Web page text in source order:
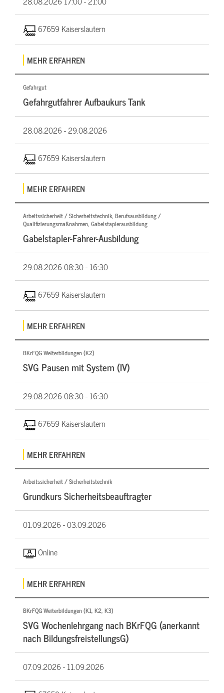
67659 Kaiserslautern
MEHR ERFAHREN
Gefahrgut
Gefahrgutfahrer Aufbaukurs Tank
28.08.2026 -29.08.2026
67659 Kaiserslautern
MEHR ERFAHREN
Arbeitssicherheit / Sicherheitstechnik, Berufsausbildung /
Qualifizierungsmaßnahmen, Gabelstaplerausbildung
Gabelstapler-Fahrer-Ausbildung
29.08.202608:30 - 16:30
67659 Kaiserslautern
MEHR ERFAHREN
BKrFQG Weiterbildungen (K2)
SVG Pausen mit System (IV)
29.08.202608:30 - 16:30
67659 Kaiserslautern
MEHR ERFAHREN
Arbeitssicherheit / Sicherheitstechnik
Grundkurs Sicherheitsbeauftragter
01.09.2026 -03.09.2026
Online
MEHR ERFAHREN
BKrFQG Weiterbildungen (K1, K2, K3)
SVG Wochenlehrgang nach BKrFQG (anerkannt
nach BildungsfreistellungsG)
07.09.2026 -11.09.2026